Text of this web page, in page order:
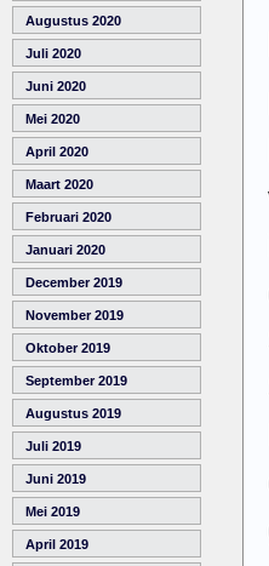
Augustus 2020
Juli 2020
Juni 2020
Mei 2020
April 2020
Maart 2020
Februari 2020
Januari 2020
December 2019
November 2019
Oktober 2019
September 2019
Augustus 2019
Juli 2019
Juni 2019
Mei 2019
April 2019